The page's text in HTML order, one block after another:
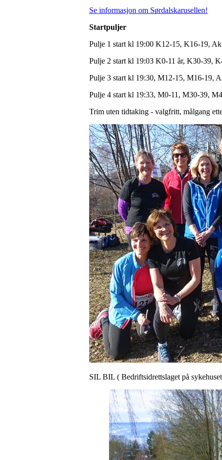
Se informasjon om Sørdalskarusellen!
Startpuljer
Pulje 1 start kl 19:00 K12-15, K16-19,
Pulje 2 start kl 19:03 K0-11 år, K30-39,
Pulje 3 start kl 19:30, M12-15, M16-19,
Pulje 4 start kl 19:33, M0-11, M30-39,
Trim uten tidtaking - valgfritt, målgang
SIL BIL ( Bedriftsidrettslaget på